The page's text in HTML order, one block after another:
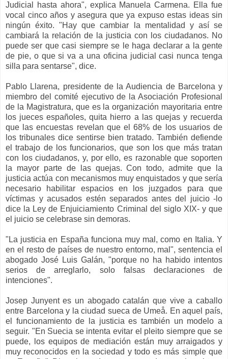
Judicial hasta ahora", explica Manuela Carmena. Ella fue
vocal cinco años y asegura que ya expuso estas ideas sin
ningún éxito. "Hay que cambiar la mentalidad y así se
cambiará la relación de la justicia con los ciudadanos. No
puede ser que casi siempre se le haga declarar a la gente
de pie, o que si va a una oficina judicial casi nunca tenga
silla para sentarse", dice.
Pablo Llarena, presidente de la Audiencia de Barcelona y
miembro del comité ejecutivo de la Asociación Profesional
de la Magistratura, que es la organización mayoritaria entre
los jueces españoles, quita hierro a las quejas y recuerda
que las encuestas revelan que el 68% de los usuarios de
los tribunales dice sentirse bien tratado. También defiende
el trabajo de los funcionarios, que son los que más tratan
con los ciudadanos, y, por ello, es razonable que soporten
la mayor parte de las quejas. Con todo, admite que la
justicia actúa con mecanismos muy enquistados y que sería
necesario habilitar espacios en los juzgados para que
víctimas y acusados estén separados antes del juicio -lo
dice la Ley de Enjuiciamiento Criminal del siglo XIX- y que
el juicio se celebrase sin demoras.
"La justicia en España funciona muy mal, como en Italia. Y
en el resto de países de nuestro entorno, mal", sentencia el
abogado José Luis Galán, "porque no ha habido intentos
serios de arreglarlo, solo falsas declaraciones de
intenciones".
Josep Junyent es un abogado catalán que vive a caballo
entre Barcelona y la ciudad sueca de Umeå. En aquel país,
el funcionamiento de la justicia es también un modelo a
seguir. "En Suecia se intenta evitar el pleito siempre que se
puede, los equipos de mediación están muy arraigados y
muy reconocidos en la sociedad y todo es más simple que